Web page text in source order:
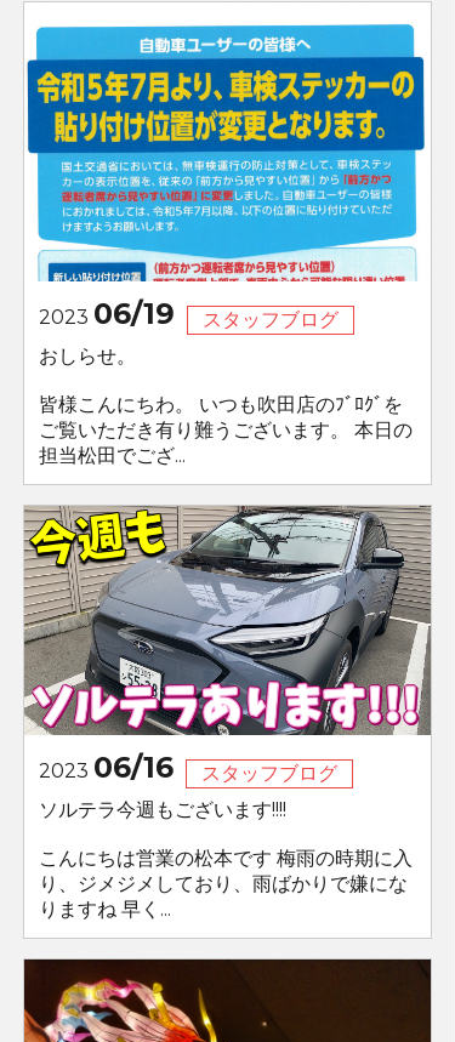
2023 06/19
スタッフブログ
おしらせ。
皆様こんにちわ。 いつも吹田店のﾌﾞﾛｸﾞを
ご覧いただき有り難うございます。 本日の
担当松田でござ...
2023 06/16
スタッフブログ
ソルテラ今週もございます!!!!
こんにちは営業の松本です 梅雨の時期に入
り、ジメジメしており、雨ばかりで嫌にな
りますね 早く...